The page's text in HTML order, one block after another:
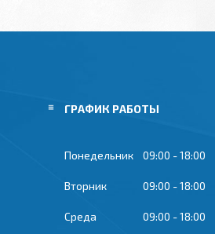
ГРАФИК РАБОТЫ
Понедельник 09:00 18:00
Вторник 09:00 18:00
Среда 09:00 18:00